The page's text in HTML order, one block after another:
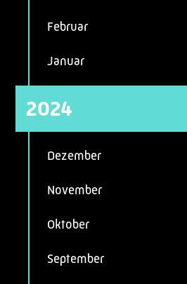
Februar
Januar
2024
Dezember
November
Oktober
September